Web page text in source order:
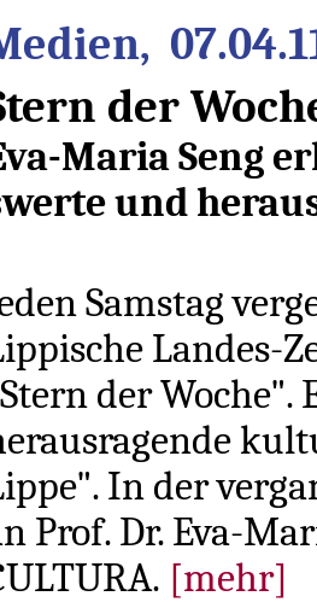
der
Maria Seng
und
Samstag
Landes-
der
In der
Prof. Dr. Eva-
[mehr]